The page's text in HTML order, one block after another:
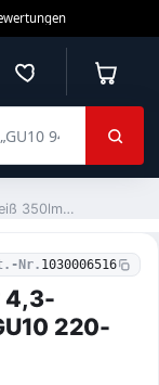
Merkzettel
Osram LED Star PAR16 120° 4,3-30W/840 kaltweiß 350lm GU10 220-240V
Nr. 1030006516
4,3-
220-